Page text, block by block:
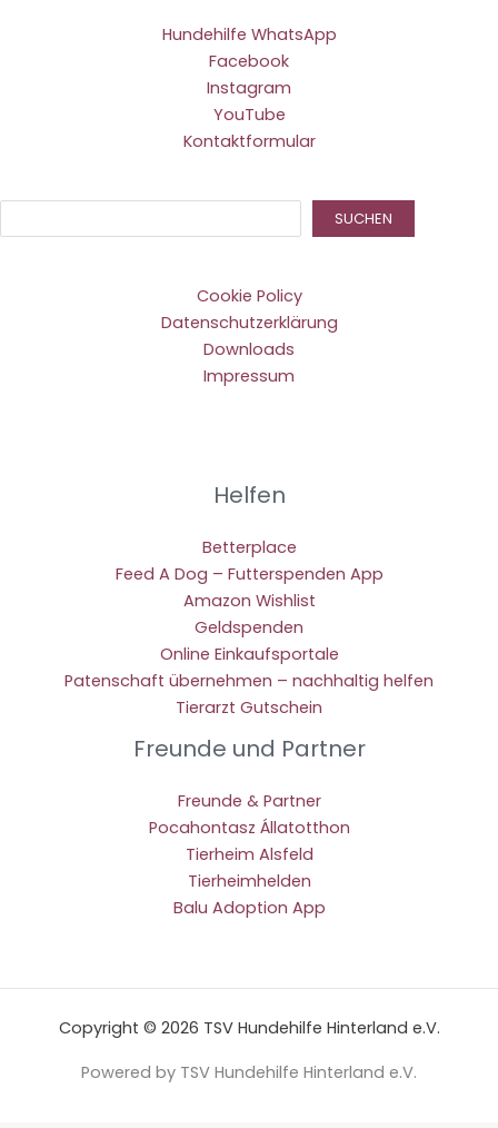
Hundehilfe WhatsApp
Facebook
Instagram
YouTube
Kontaktformular
SUCHEN
Cookie Policy
Datenschutzerklärung
Downloads
Impressum
Helfen
Betterplace
Feed A Dog – Futterspenden App
Amazon Wishlist
Geldspenden
Online Einkaufsportale
Patenschaft übernehmen – nachhaltig helfen
Tierarzt Gutschein
Freunde und Partner
Freunde & Partner
Pocahontasz Állatotthon
Tierheim Alsfeld
Tierheimhelden
Balu Adoption App
Copyright © 2026 TSV Hundehilfe Hinterland e.V.
Powered by TSV Hundehilfe Hinterland e.V.